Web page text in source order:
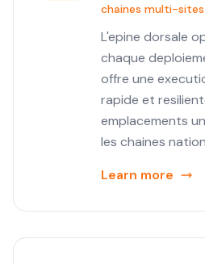
chaines multi-sites
L'epine dorsale
chaque
offre une
rapide et
emplacements
les chaines
Learn more